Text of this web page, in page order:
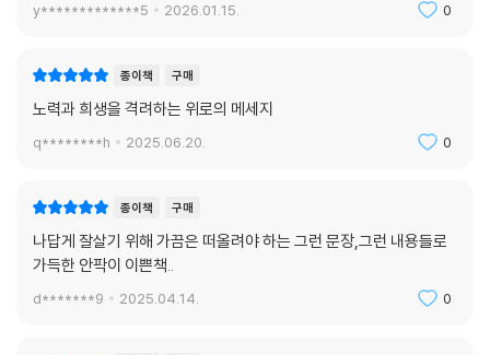
y*************5 2026.01.15. 0
종이책 구매
노력과 희생을 격려하는 위로의 메세지
q********h 2025.06.20. 0
종이책 구매
나답게 잘살기 위해 가끔은 떠올려야 하는 그런 문장,그런 내용들로
가득한 안팍이 이쁜책..
d*******9 2025.04.14. 0